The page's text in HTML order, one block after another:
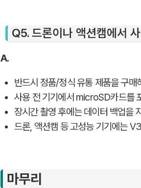
Q5. 드론이나 액션캠에서
A.
반드시 정품/정식 유통 제품을 구매
사용 전 기기에서 microSD카드를
장시간 촬영 후에는 데이터 백업을
드론, 액션캠 등 고성능 기기에는
마무리